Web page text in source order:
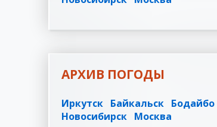
АРХИВ ПОГОДЫ
Иркутск Байкальск Бодайбо
Новосибирск Москва